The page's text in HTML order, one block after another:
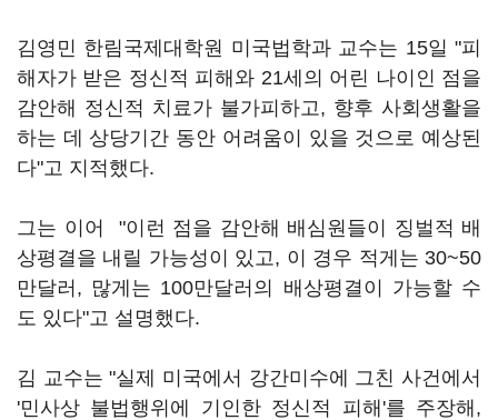
김영민 한림국제대학원 미국법학과 교수는 15일 "피
해자가 받은 정신적 피해와 21세의 어린 나이인 점을
감안해 정신적 치료가 불가피하고, 향후 사회생활을
하는 데 상당기간 동안 어려움이 있을 것으로 예상된
다"고 지적했다.
그는 이어 "이런 점을 감안해 배심원들이 징벌적 배
상평결을 내릴 가능성이 있고, 이 경우 적게는 30~50
만달러, 많게는 100만달러의 배상평결이 가능할 수
도 있다"고 설명했다.
김 교수는 "실제 미국에서 강간미수에 그친 사건에서
'민사상 불법행위에 기인한 정신적 피해'를 주장해,